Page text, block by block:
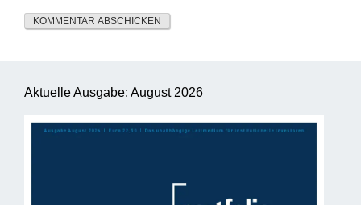
Aktuelle Ausgabe: August 2026